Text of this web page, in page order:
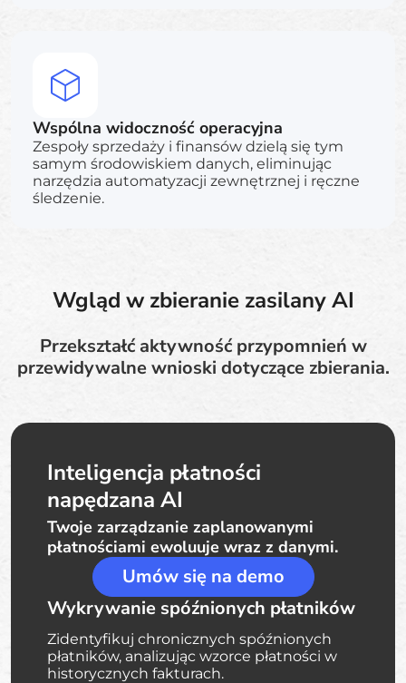
Wspólna widoczność operacyjna
Zespoły sprzedaży i finansów dzielą się tym
samym środowiskiem danych, eliminując
narzędzia automatyzacji zewnętrznej i ręczne
śledzenie.
Wgląd w zbieranie zasilany AI
Przekształć aktywność przypomnień w
przewidywalne wnioski dotyczące zbierania.
Inteligencja płatności
napędzana AI
Twoje zarządzanie zaplanowanymi
płatnościami ewoluuje wraz z danymi.
Umów się na demo
Wykrywanie spóźnionych płatników
Zidentyfikuj chronicznych spóźnionych
płatników, analizując wzorce płatności w
historycznych fakturach.